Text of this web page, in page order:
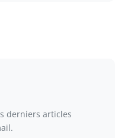
derniers articles